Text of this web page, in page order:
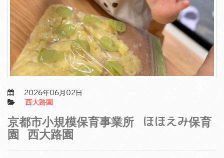
2026年06月02日
西大路園
京都市小規模保育事業所 ほほえみ保育
園 西大路園